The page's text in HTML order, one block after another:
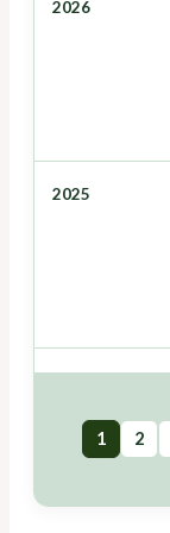
2026
2025
1 2